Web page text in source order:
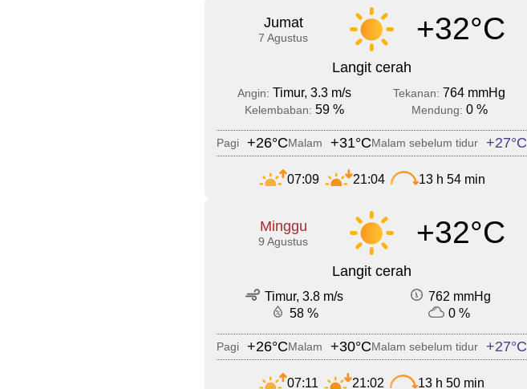
Jumat
7 Agustus +32°C
Langit cerah
Angin: Timur, 3.3 m/s Tekanan: 764 mmHg
Kelembaban: 59 % Mendung: 0 %
Pagi +26°CMalam +31°CMalam sebelum tidur +27°C
07:09 21:04 13 h 54 min
Minggu
9 Agustus +32°C
Langit cerah
Timur, 3.8 m/s
762 mmHg
58 %
0 %
Pagi +26°CMalam +30°CMalam sebelum tidur +27°C
07:11 21:02 13 h 50 min